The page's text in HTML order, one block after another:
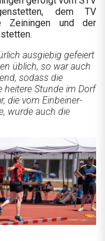
dem TV
Zeiningen und der
ausgiebig gefeiert
üblich, so war auch
sodass die
heitere Stunde im Dorf
die vom Einbeiner-
wurde auch die